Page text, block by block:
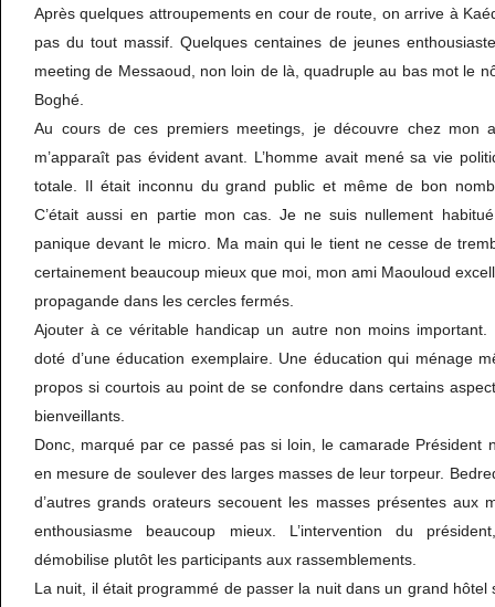
Après quelques attroupements en cour de route, on arrive à
pas du tout massif. Quelques centaines de jeunes
meeting de Messaoud, non loin de là, quadruple au bas mot le
Boghé.
Au cours de ces premiers meetings, je découvre chez mon
m’apparaît pas évident avant. L’homme avait mené sa vie
totale. Il était inconnu du grand public et même de bon
C’était aussi en partie mon cas. Je ne suis nullement
panique devant le micro. Ma main qui le tient ne cesse de
certainement beaucoup mieux que moi, mon ami Maouloud
propagande dans les cercles fermés.
Ajouter à ce véritable handicap un autre non moins important.
doté d’une éducation exemplaire. Une éducation qui ménage
propos si courtois au point de se confondre dans certains
bienveillants.
Donc, marqué par ce passé pas si loin, le camarade Président
en mesure de soulever des larges masses de leur torpeur.
d’autres grands orateurs secouent les masses présentes aux
enthousiasme beaucoup mieux. L’intervention du
démobilise plutôt les participants aux rassemblements.
La nuit, il était programmé de passer la nuit dans un grand hôtel